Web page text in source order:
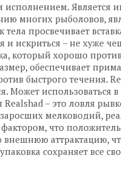
исполнением. Является
многих рыболовов,
просвечивает
и искриться – не хуже
который хорошо
обеспечивает
быстрого течения.
использоваться в
– это ловля
мелководий,
что
аттрактацию,
сохраняет все